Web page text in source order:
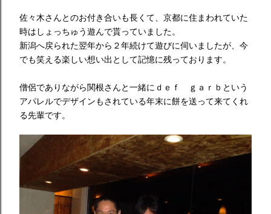
佐々木さんとのお付き合いも長くて、京都に住まわれていた
時はしょっちゅう遊んで貰っていました。
新潟へ戻られた翌年から２年続けて遊びに伺いましたが、今
でも笑える楽しい想い出として記憶に残っております。
僧侶でありながら関根さんと一緒にｄｅｆ ｇａｒｂという
アパレルでデザインもされている年末に餅を送って来てくれ
る先輩です。